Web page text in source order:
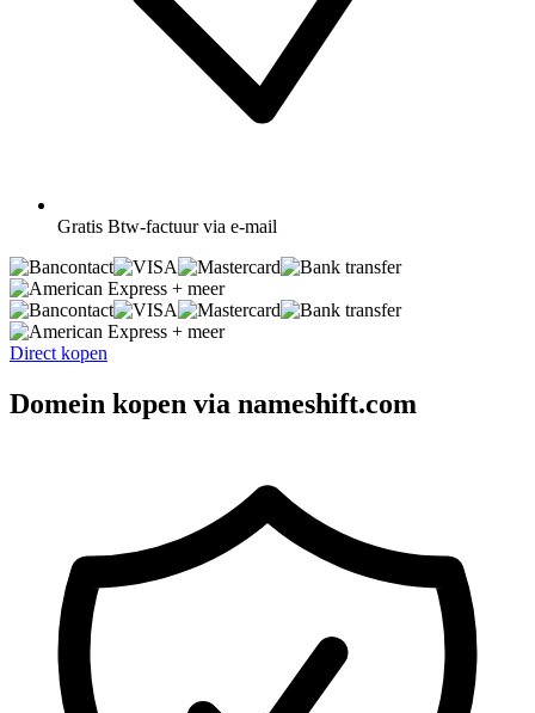
Gratis Btw-factuur via e-mail
+ meer
+ meer
Direct kopen
Domein kopen via nameshift.com